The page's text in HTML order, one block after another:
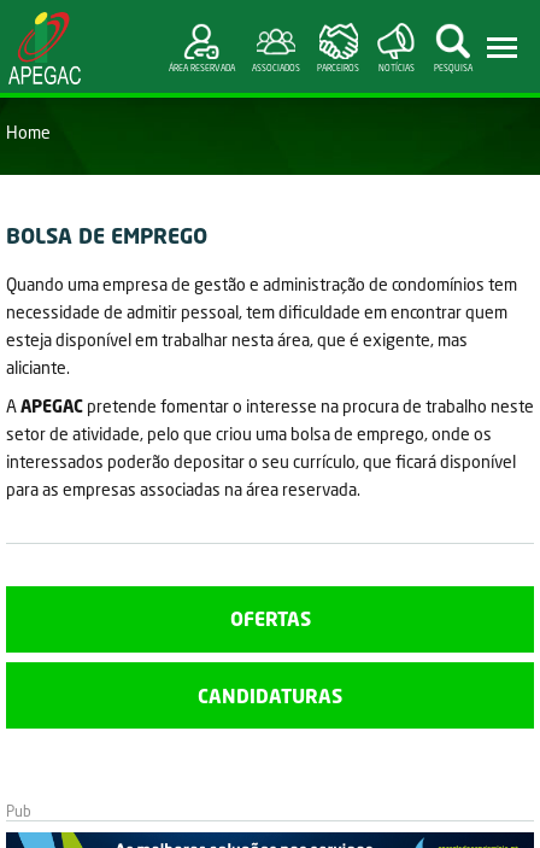
ÁREA RESERVADA ASSOCIADOS PARCEIROS NOTÍCIAS PESQUISA
Home
BOLSA DE EMPREGO
Quando uma empresa de gestão e administração de condomínios tem
necessidade de admitir pessoal, tem dificuldade em encontrar quem
esteja disponível em trabalhar nesta área, que é exigente, mas
aliciante.
AAPEGAC pretende fomentar o interesse na procura de trabalho neste
setor de atividade, pelo que criou uma bolsa de emprego, onde os
interessados poderão depositar o seu currículo, que ficará disponível
para as empresas associadas na área reservada.
OFERTAS
CANDIDATURAS